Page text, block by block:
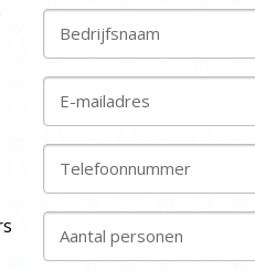
Bedrijfsnaam
E-mailadres
Telefoonnummer
Aantal personen